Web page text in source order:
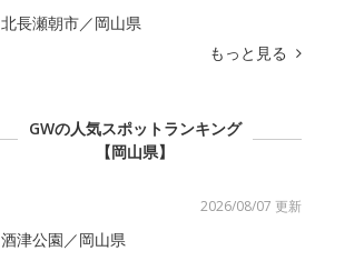
北長瀬朝市／岡山県
もっと見る
GWの人気スポットランキング
【岡山県】
2026/08/07 更新
酒津公園／岡山県